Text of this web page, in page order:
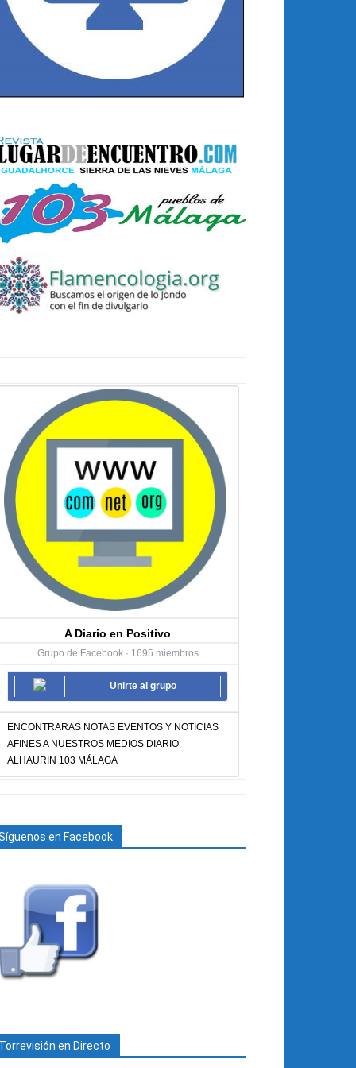
A Diario en Positivo
Grupo de Facebook · 1695 miembros
Unirte al grupo
ENCONTRARAS NOTAS EVENTOS Y NOTICIAS
AFINES A NUESTROS MEDIOS DIARIO
ALHAURIN 103 MÁLAGA
en Facebook
en Directo